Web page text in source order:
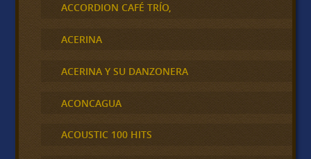
ACCORDION CAFÉ TRÍO,
ACERINA
ACERINA Y SU DANZONERA
ACONCAGUA
ACOUSTIC 100 HITS